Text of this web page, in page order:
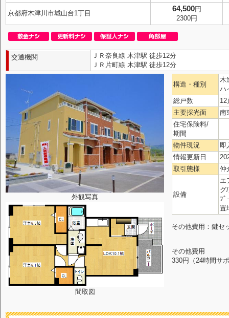
京都府木津川市城山台1丁目
64,500円
2300円
交通機関
ＪＲ奈良線 木津駅 徒歩12分
ＪＲ片町線 木津駅 徒歩12分
外観写真
間取図
構造・種別
木
ハ
総戸数
12
主要採光面
南
住宅保険料/
期間
物件現況
即
情報更新日
取引態様
仲
設備
エ
グ
ﾌﾟ
置
その他費用：鍵セ
その他費用
330円（24時間サ